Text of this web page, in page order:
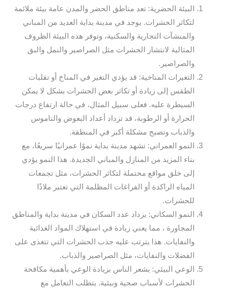
البيئة الحضرية: تعد مناطق الحضر والمدن عامة بيئة ملائمة
لتكاثر الحشرات. يوجد في مدينة بداية العديد من المباني
والمنشآت التجارية والسكنية، وتوفر هذه البيئة الظروف
المثالية لانتشار الحشرات مثل الصراصير والنمل والبق
والصراصير.
التغيرات المناخية: قد يؤدي التغير في المناخ أو تقلبات
الطقس إلى زيادة أو تكاثر بعض الحشرات بشكل لا يمكن
السيطرة عليه. فعلى سبيل المثال، في حالة ارتفاع درجات
الحرارة أو الرطوبة، قد تزداد أعداد البعوض والناموس
والذباب وتصبح مشكلة أكبر في المنطقة.
النمو العمراني: تشهد مدينة بداية نموًا عمرانيًا سريعًا، مع
بناء المزيد من المنازل والمباني الجديدة. هذا النمو يؤدي
إلى خلق مواقع محتملة لتكاثر الحشرات، مثل تجمعات
المياه الراكدة أو الفراغات المظلمة التي تعتبر ملاذًا
للحشرات.
النمو السكاني: يزداد عدد السكان في مدينة بداية والمناطق
المجاورة ، مما يعني زيادة في استهلاك المواد الغذائية
والنفايات. هذا يترتب عليه جذب الحشرات التي تتغذى على
الفضلات والنفايات، مثل الصراصير والذباب.
الوعي البيئي: يشعر الناس بزيادة الوعي بأهمية مكافحة
الحشرات لأسباب صحية وبيئية. يتطلب التعامل مع